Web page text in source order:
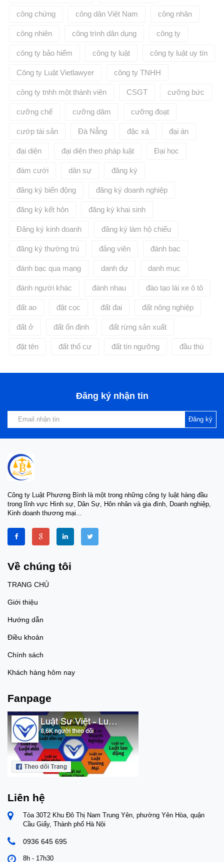
công chứng công dân Việt Nam công nhân
công nhiên công trình dân dụng công ty
công ty bảo hiểm công ty luật công ty luật uy tín
Công ty Luật Vietlawyer công ty TNHH
công ty tnhh một thành viên CSGT cưỡng bức
cưỡng chế cưỡng dâm cưỡng đoạt
cướp tài sản Đà Nẵng đặc xá đại án
đại diện đại diện theo pháp luật Đại học
đám cưới dân sự đăng ký
đăng ký biến động đăng ký doanh nghiệp
đăng ký kết hôn đăng ký khai sinh
Đăng ký kinh doanh đăng ký làm hộ chiếu
đăng ký thường trú đảng viên đánh bạc
đánh bạc qua mạng danh dự danh mục
đánh người khác đánh nhau đào tạo lái xe ô tô
đất ao đặt cọc đất đai đất nông nghiệp
đất ở đất ổn định đất rừng sản xuất
đặt tên đất thổ cư đất tín ngưỡng đầu thú
Đăng ký nhận tin
Đăng ký
Công ty Luật Phương Bình là một trong những công ty luật hàng đầu
trong lĩnh vực Hình sự, Dân Sự, Hôn nhân và gia đình, Doanh nghiệp,
Kinh doanh thương mại...
Về chúng tôi
TRANG CHỦ
Giới thiệu
Hướng dẫn
Điều khoản
Chính sách
Khách hàng hôm nay
Fanpage
Liên hệ
Tòa 30T2 Khu Đô Thị Nam Trung Yên, phường Yên Hòa, quận
Cầu Giấy, Thành phố Hà Nội
0936 645 695
8h - 17h30